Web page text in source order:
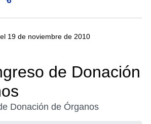
19 de noviembre de 2010
de Donación
Donación de Órganos